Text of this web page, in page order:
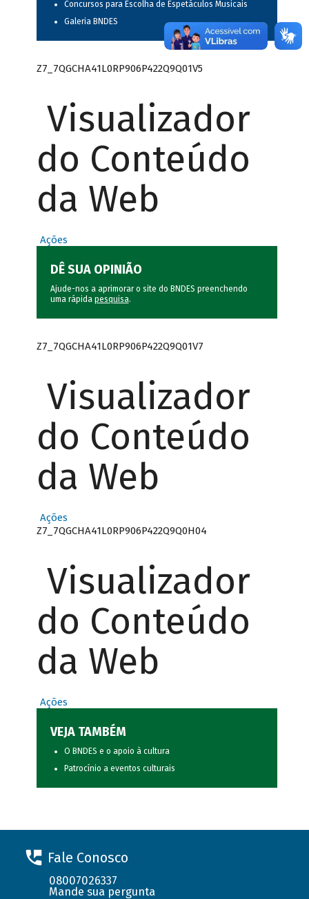
Concursos para Escolha de Espetáculos Musicais
Galeria BNDES
Z7_7QGCHA41L0RP906P422Q9Q01V5
Visualizador
do Conteúdo
da Web
Ações
DÊ SUA OPINIÃO
Ajude-nos a aprimorar o site do BNDES preenchendo
uma rápida pesquisa.
Z7_7QGCHA41L0RP906P422Q9Q01V7
Visualizador
do Conteúdo
da Web
Ações
Z7_7QGCHA41L0RP906P422Q9Q0H04
Visualizador
do Conteúdo
da Web
Ações
VEJA TAMBÉM
O BNDES e o apoio à cultura
Patrocínio a eventos culturais
Fale Conosco
08007026337
Mande sua pergunta